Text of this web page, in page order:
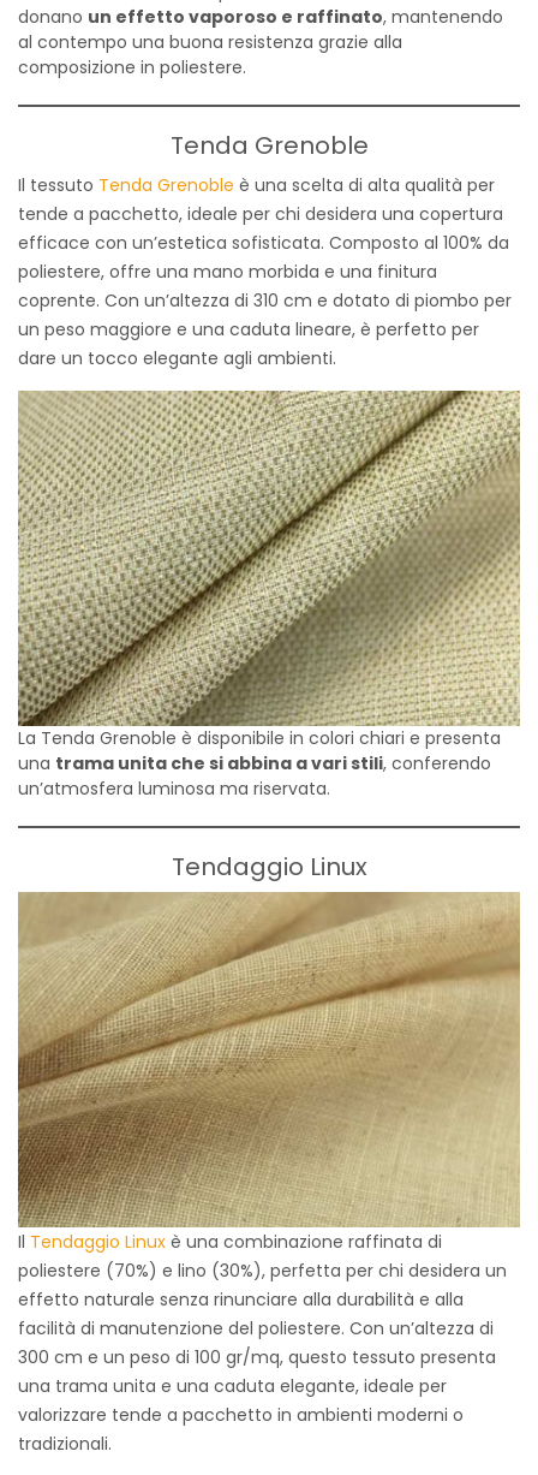
donano un effetto vaporoso e raffinato, mantenendo
al contempo una buona resistenza grazie alla
composizione in poliestere.
Tenda Grenoble
Il tessuto Tenda Grenoble è una scelta di alta qualità per
tende a pacchetto, ideale per chi desidera una copertura
efficace con un’estetica sofisticata. Composto al 100% da
poliestere, offre una mano morbida e una finitura
coprente. Con un’altezza di 310 cm e dotato di piombo per
un peso maggiore e una caduta lineare, è perfetto per
dare un tocco elegante agli ambienti.
La Tenda Grenoble è disponibile in colori chiari e presenta
una trama unita che si abbina a vari stili, conferendo
un’atmosfera luminosa ma riservata.
Tendaggio Linux
Il Tendaggio Linux è una combinazione raffinata di
poliestere (70%) e lino (30%), perfetta per chi desidera un
effetto naturale senza rinunciare alla durabilità e alla
facilità di manutenzione del poliestere. Con un’altezza di
300 cm e un peso di 100 gr/mq, questo tessuto presenta
una trama unita e una caduta elegante, ideale per
valorizzare tende a pacchetto in ambienti moderni o
tradizionali.